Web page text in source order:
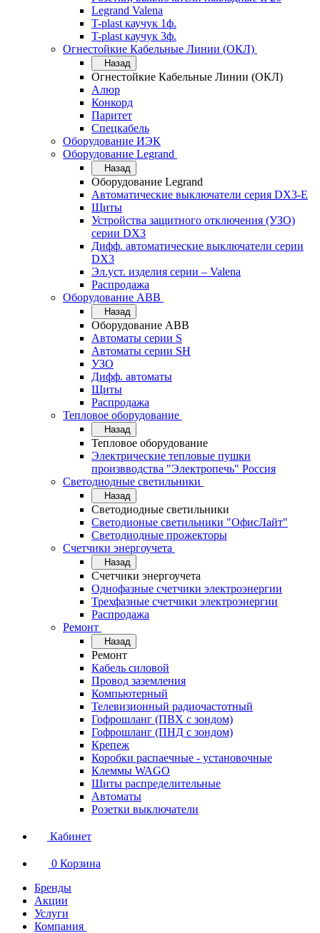
Legrand Valena
T-plast каучук 1ф.
T-plast каучук 3ф.
Огнестойкие Кабельные Линии (ОКЛ)
Назад
Огнестойкие Кабельные Линии (ОКЛ)
Алюр
Конкорд
Паритет
Спецкабель
Оборудование ИЭК
Оборудование Legrand
Назад
Оборудование Legrand
Автоматические выключатели серия DX3-E
Щиты
Устройства защитного отключения (УЗО)
серии DX3
Дифф. автоматические выключатели серии
DX3
Эл.уст. изделия серии – Valena
Распродажа
Оборудование АВВ
Назад
Оборудование АВВ
Автоматы серии S
Автоматы серии SH
УЗО
Дифф. автоматы
Щиты
Распродажа
Тепловое оборудование
Назад
Тепловое оборудование
Электрические тепловые пушки
произвводства "Электропечь" Россия
Светодиодные светильники
Назад
Светодиодные светильники
Светодионые светильники "ОфисЛайт"
Светодиодные прожекторы
Счетчики энергоучета
Назад
Счетчики энергоучета
Однофазные счетчики электроэнергии
Трехфазные счетчики электроэнергии
Распродажа
Ремонт
Назад
Ремонт
Кабель силовой
Провод заземления
Компьютерный
Телевизионный радиочастотный
Гофрошланг (ПВХ с зондом)
Гофрошланг (ПНД с зондом)
Крепеж
Коробки распаечные - установочные
Клеммы WAGO
Щиты распределительные
Автоматы
Розетки выключатели
Кабинет
0 Корзина
Бренды
Акции
Услуги
Компания